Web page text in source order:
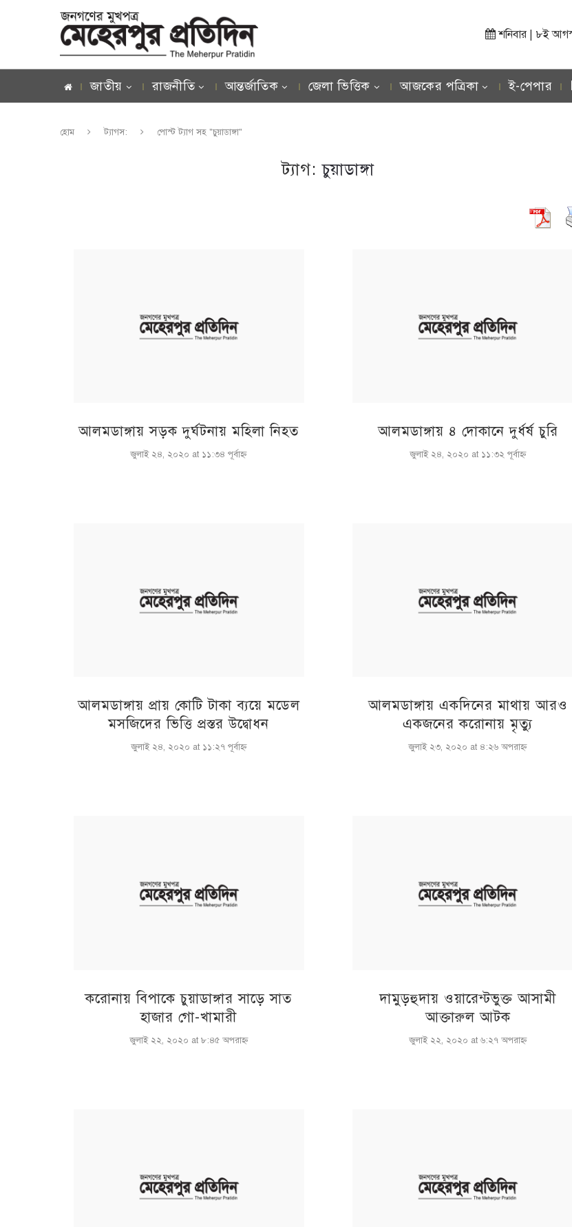
শনিবার | ৮ই
জাতীয় রাজনীতি আন্তর্জাতিক জেলা ভিত্তিক আজকের পত্রিকা ই-পেপার
হোম ট্যাগস: পোস্ট ট্যাগ সহ "চুয়াডাঙ্গা"
ট্যাগ:চুয়াডাঙ্গা
আলমডাঙ্গায় সড়ক দুর্ঘটনায় মহিলা নিহত
জুলাই ২৪, ২০২০ at ১১:৩৪ পূর্বাহ্ণ
আলমডাঙ্গায় ৪ দোকানে দুর্ধর্ষ চুরি
জুলাই ২৪, ২০২০ at ১১:৩২ পূর্বাহ্ণ
আলমডাঙ্গায় প্রায় কোটি টাকা ব্যয়ে মডেল
মসজিদের ভিত্তি প্রস্তর উদ্বোধন
জুলাই ২৪, ২০২০ at ১১:২৭ পূর্বাহ্ণ
আলমডাঙ্গায় একদিনের মাথায় আরও
একজনের করোনায় মৃত্যু
জুলাই ২৩, ২০২০ at ৪:২৬ অপরাহ্ণ
করোনায় বিপাকে চুয়াডাঙ্গার সাড়ে সাত
হাজার গো-খামারী
জুলাই ২২, ২০২০ at ৮:৪৫ অপরাহ্ণ
দামুড়হুদায় ওয়ারেন্টভুক্ত আসামী
আক্তারুল আটক
জুলাই ২২, ২০২০ at ৬:২৭ অপরাহ্ণ